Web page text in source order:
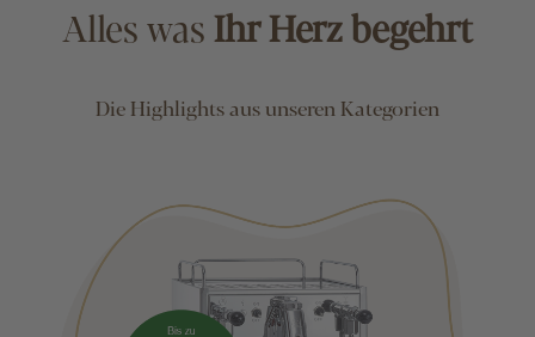
Alles wasIhr Herz begehrt
Die Highlights aus unseren Kategorien